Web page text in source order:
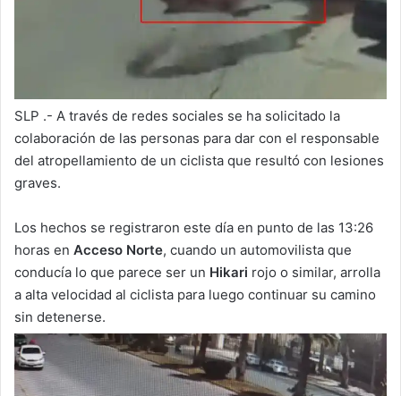
SLP .- A través de redes sociales se ha solicitado la
colaboración de las personas para dar con el responsable
del atropellamiento de un ciclista que resultó con lesiones
graves.
Los hechos se registraron este día en punto de las 13:26
horas en Acceso Norte, cuando un automovilista que
conducía lo que parece ser un Hikari rojo o similar, arrolla
a alta velocidad al ciclista para luego continuar su camino
sin detenerse.